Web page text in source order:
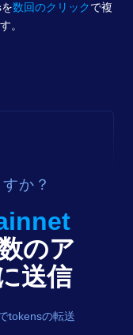
を数回のクリックで複
。
か？
のア
送信
tokensの転送